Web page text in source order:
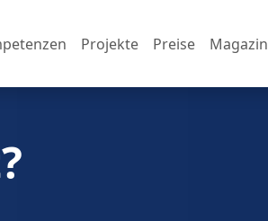
Projekte Preise Magazin